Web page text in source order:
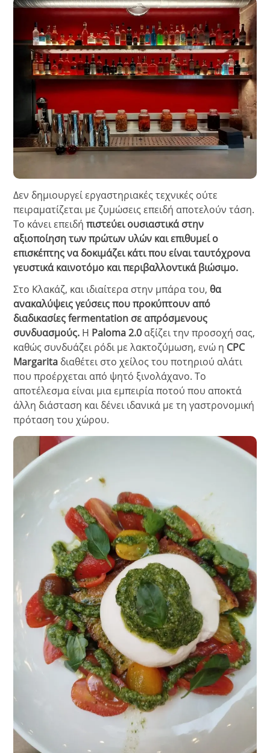
Δεν δημιουργεί εργαστηριακές τεχνικές ούτε
πειραματίζεται με ζυμώσεις επειδή αποτελούν τάση.
Το κάνει επειδήπιστεύει ουσιαστικά στην
αξιοποίηση των πρώτων υλών και επιθυμεί ο
επισκέπτης να δοκιμάζει κάτι που είναι ταυτόχρονα
γευστικά καινοτόμο και περιβαλλοντικά βιώσιμο.
Στο Κλακάζ, και ιδιαίτερα στην μπάρα του, θα
ανακαλύψεις γεύσεις που προκύπτουν από
διαδικασίες fermentation σε απρόσμενους
συνδυασμούς. Η Paloma 2.0 αξίζει την προσοχή σας,
καθώς συνδυάζει ρόδι με λακτοζύμωση, ενώ η CPC
Margarita διαθέτει στο χείλος του ποτηριού αλάτι
που προέρχεται από ψητό ξινολάχανο. Το
αποτέλεσμα είναι μια εμπειρία ποτού που αποκτά
άλλη διάσταση και δένει ιδανικά με τη γαστρονομική
πρόταση του χώρου.